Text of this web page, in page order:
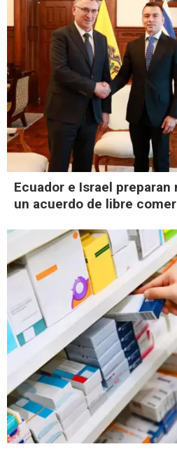
Ecuador e Israel
un acuerdo de libre